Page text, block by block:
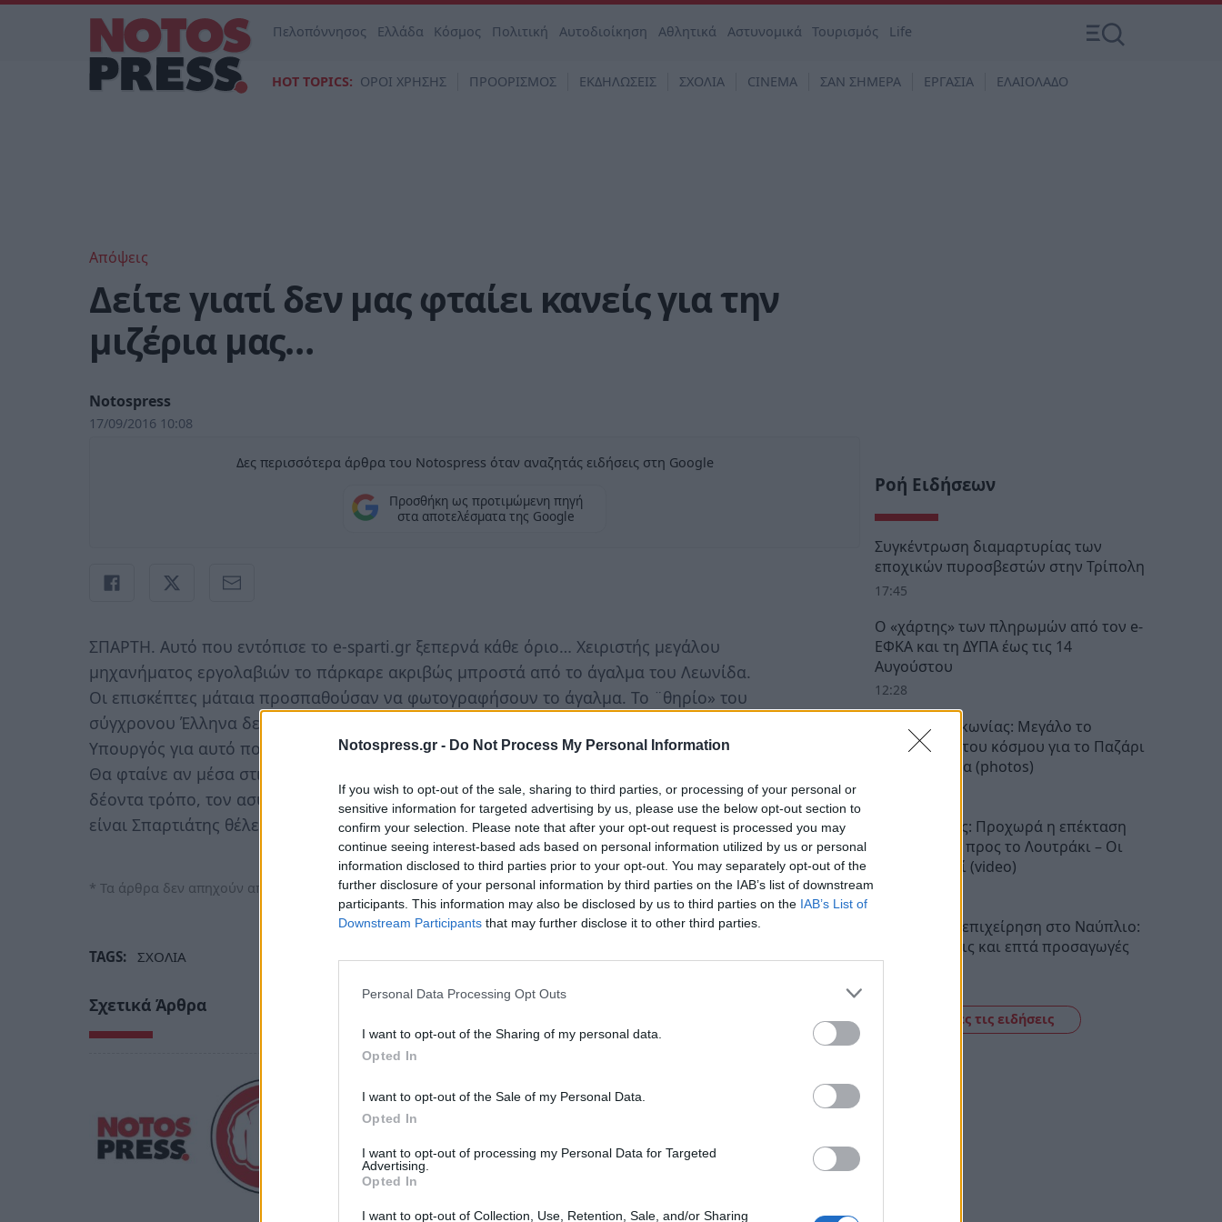
Notospress.gr - Do Not Process My Personal Information
If you wish to opt-out of the sale, sharing to third parties, or processing of your personal or
sensitive information for targeted advertising by us, please use the below opt-out section to
confirm your selection. Please note that after your opt-out request is processed you may
continue seeing interest-based ads based on personal information utilized by us or personal
information disclosed to third parties prior to your opt-out. You may separately opt-out of the
further disclosure of your personal information by third parties on the IAB’s list of downstream
participants. This information may also be disclosed by us to third parties on the IAB’s List of
Downstream Participants that may further disclose it to other third parties.
Personal Data Processing Opt Outs
I want to opt-out of the Sharing of my personal data.
Opted In
I want to opt-out of the Sale of my Personal Data.
Opted In
I want to opt-out of processing my Personal Data for Targeted
Advertising.
Opted In
I want to opt-out of Collection, Use, Retention, Sale, and/or Sharing
Πελοπόννησος Ελλάδα Κόσμος Πολιτική Αυτοδιοίκηση Αθλητικά Αστυνομικά Τουρισμός Life
HOT TOPICS: ΟΡΟΙ ΧΡΗΣΗΣ ΠΡΟΟΡΙΣΜΟΣ ΕΚΔΗΛΩΣΕΙΣ ΣΧΟΛΙΑ CINEMA ΣΑΝ ΣΗΜΕΡΑ ΕΡΓΑΣΙΑ ΕΛΑΙΟΛΑΔΟ
Απόψεις
Δείτε γιατί δεν μας φταίει κανείς για την
μιζέρια μας…
Notospress
17/09/2016 10:08
Δες περισσότερα άρθρα του Notospress όταν αναζητάς ειδήσεις στη Google
Προσθήκη ως προτιμώμενη πηγή
στα αποτελέσματα της Google
ΣΠΑΡΤΗ. Αυτό που εντόπισε το e-sparti.gr ξεπερνά κάθε όριο… Χειριστής μεγάλου
μηχανήματος εργολαβιών το πάρκαρε ακριβώς μπροστά από το άγαλμα του Λεωνίδα.
Οι επισκέπτες μάταια προσπαθούσαν να φωτογραφήσουν το άγαλμα. Το ¨θηρίο» του
σύγχρονου Έλληνα δεν το επέτρεψε… Δεν φταίει κανένανς Δήμαρχος και κανένας
Υπουργός για αυτό που βλέπουμε…
Θα φταίνε αν μέσα στις επόμενες ημέρες δεν εντοπίσουν και δεν επιπλήξουν, με τον
δέοντα τρόπο, τον ασυνείδητο χειριστή ή ιδιοκτήτη του μηχανήματος ο οποίος αν
είναι Σπαρτιάτης θέλει «κρέμασμα»…
* Τα άρθρα δεν απηχούν απαραίτητα τη γνώμη του notospress.gr
TAGS: ΣΧΟΛΙΑ
Σχετικά Άρθρα
Ροή Ειδήσεων
Συγκέντρωση διαμαρτυρίας των
εποχικών πυροσβεστών στην Τρίπολη
17:45
Ο «χάρτης» των πληρωμών από τον e-
ΕΦΚΑ και τη ΔΥΠΑ έως τις 14
Αυγούστου
12:28
Νεάπολη Λακωνίας: Μεγάλο το
ενδιαφέρον του κόσμου για το Παζάρι
στην παραλία (photos)
Προαστιακός: Προχωρά η επέκταση
της γραμμής προς το Λουτράκι – Οι
νέοι σταθμοί (video)
Αστυνομική επιχείρηση στο Ναύπλιο:
Έξι συλλήψεις και επτά προσαγωγές
Δείτε όλες τις ειδήσεις